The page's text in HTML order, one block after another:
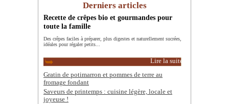
Derniers articles
Recette de crêpes bio et gourmandes pour
toute la famille
Des crêpes faciles à préparer, plus digestes et naturellement sucrées,
idéales pour régaler petits...
Lire la suite
Gratin de potimarron et pommes de terre au
fromage fondant
Saveurs de printemps : cuisine légère, locale et
joyeuse !